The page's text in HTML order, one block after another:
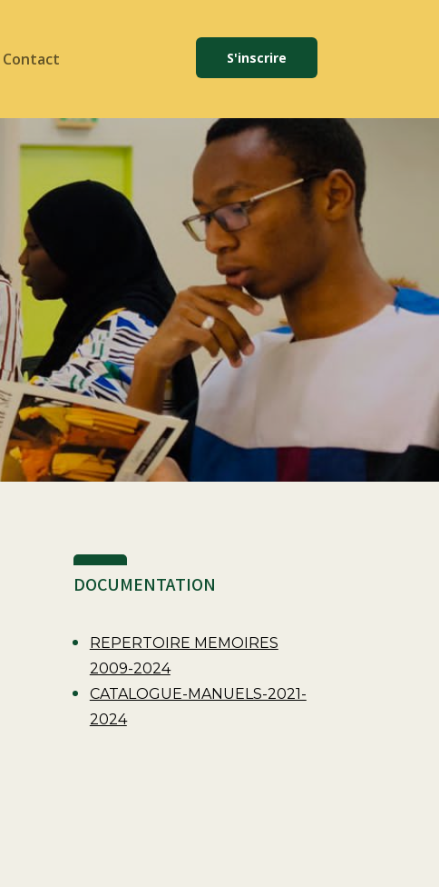
Contact S'inscrire
DOCUMENTATION
REPERTOIRE MEMOIRES
2009-2024
CATALOGUE-MANUELS-2021-
2024